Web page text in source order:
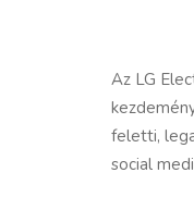
Az LG
feletti,
social